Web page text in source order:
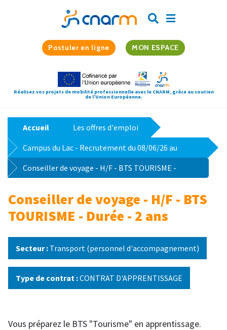
Postuler en ligne MON ESPACE
Réalisez vos projets de mobilité professionnelle avec le CNARM, grâce au soutien
de l'Union Européenne.
Accueil
Les offres d'emploi
Campus du Lac - Recrutement du 08/06/26 au
12/06/26
Conseiller de voyage - H/F - BTS TOURISME -
Durée - 2 ans
Conseiller de voyage - H/F - BTS
TOURISME - Durée - 2 ans
Secteur : Transport (personnel d'accompagnement)
Type de contrat :CONTRAT D'APPRENTISSAGE
Vous préparez le BTS "Tourisme" en apprentissage.